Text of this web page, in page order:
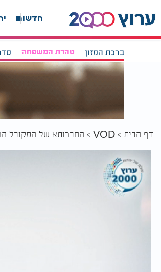
חדשות
ברכת המזון טהרת המשפחה
דף הבית VOD החברותא של המקובל